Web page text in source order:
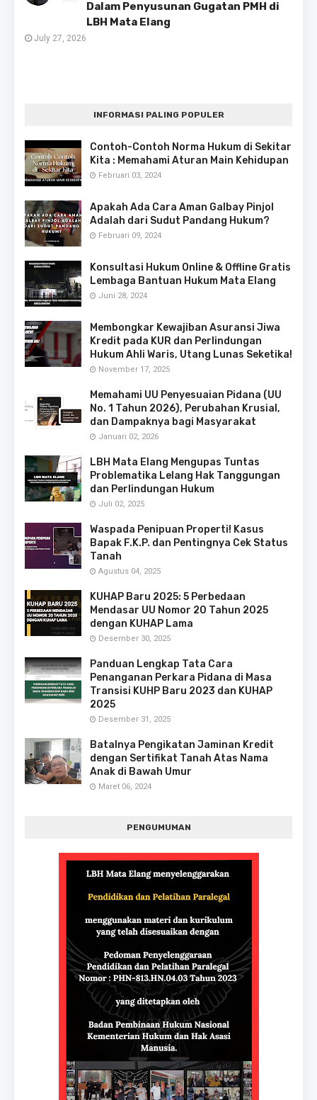
Dalam Penyusunan Gugatan PMH di
LBH Mata Elang
July 27, 2026
INFORMASI PALING POPULER
Contoh-Contoh Norma Hukum di Sekitar
Kita : Memahami Aturan Main Kehidupan
Februari 03, 2024
Apakah Ada Cara Aman Galbay Pinjol
Adalah dari Sudut Pandang Hukum?
Februari 09, 2024
Konsultasi Hukum Online & Offline Gratis
Lembaga Bantuan Hukum Mata Elang
Juni 28, 2024
Membongkar Kewajiban Asuransi Jiwa
Kredit pada KUR dan Perlindungan
Hukum Ahli Waris, Utang Lunas Seketika!
November 17, 2025
Memahami UU Penyesuaian Pidana (UU
No. 1 Tahun 2026), Perubahan Krusial,
dan Dampaknya bagi Masyarakat
Januari 02, 2026
LBH Mata Elang Mengupas Tuntas
Problematika Lelang Hak Tanggungan
dan Perlindungan Hukum
Juli 02, 2025
Waspada Penipuan Properti! Kasus
Bapak F.K.P. dan Pentingnya Cek Status
Tanah
Agustus 04, 2025
KUHAP Baru 2025: 5 Perbedaan
Mendasar UU Nomor 20 Tahun 2025
dengan KUHAP Lama
Desember 30, 2025
Panduan Lengkap Tata Cara
Penanganan Perkara Pidana di Masa
Transisi KUHP Baru 2023 dan KUHAP
2025
Desember 31, 2025
Batalnya Pengikatan Jaminan Kredit
dengan Sertifikat Tanah Atas Nama
Anak di Bawah Umur
Maret 06, 2024
PENGUMUMAN